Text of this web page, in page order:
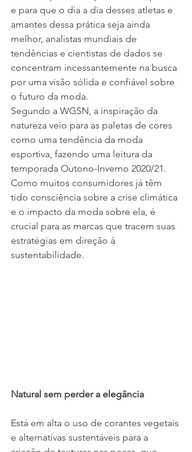
e para que o dia a dia desses atletas e
amantes dessa prática seja ainda
melhor, analistas mundiais de
tendências e cientistas de dados se
concentram incessantemente na busca
por uma visão sólida e confiável sobre
o futuro da moda.
Segundo a WGSN, a inspiração da
natureza veio para as paletas de cores
como uma tendência da moda
esportiva, fazendo uma leitura da
temporada Outono-Inverno 2020/21.
Como muitos consumidores já têm
tido consciência sobre a crise climática
e o impacto da moda sobre ela, é
crucial para as marcas que tracem suas
estratégias em direção à
sustentabilidade.
Natural sem perder a elegância
Está em alta o uso de corantes vegetais
e alternativas sustentáveis para a